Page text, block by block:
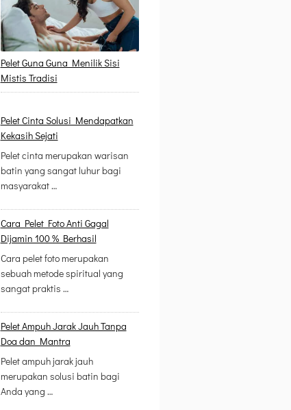
Pelet Guna Guna Menilik Sisi
Mistis Tradisi
Pelet Cinta Solusi Mendapatkan
Kekasih Sejati
Pelet cinta merupakan warisan
batin yang sangat luhur bagi
masyarakat …
Cara Pelet Foto Anti Gagal
Dijamin 100 % Berhasil
Cara pelet foto merupakan
sebuah metode spiritual yang
sangat praktis …
Pelet Ampuh Jarak Jauh Tanpa
Doa dan Mantra
Pelet ampuh jarak jauh
merupakan solusi batin bagi
Anda yang …